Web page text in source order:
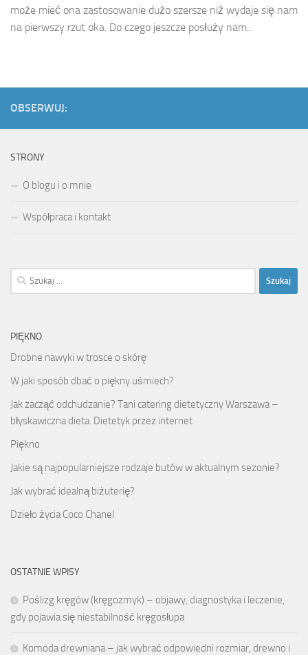
może mieć ona zastosowanie dużo szersze niż wydaje się nam
na pierwszy rzut oka. Do czego jeszcze posłuży nam...
OBSERWUJ:
STRONY
O blogu i o mnie
Współpraca i kontakt
Szukaj:
PIĘKNO
Drobne nawyki w trosce o skórę
W jaki sposób dbać o piękny uśmiech?
Jak zacząć odchudzanie? Tani catering dietetyczny Warszawa –
błyskawiczna dieta. Dietetyk przez internet
Piękno
Jakie są najpopularniejsze rodzaje butów w aktualnym sezonie?
Jak wybrać idealną biżuterię?
Dzieło życia Coco Chanel
OSTATNIE WPISY
Poślizg kręgów (kręgozmyk) – objawy, diagnostyka i leczenie,
gdy pojawia się niestabilność kręgosłupa
Komoda drewniana – jak wybrać odpowiedni rozmiar, drewno i